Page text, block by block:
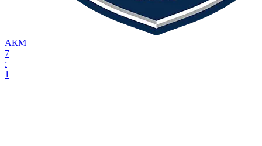
АКМ
7
:
1